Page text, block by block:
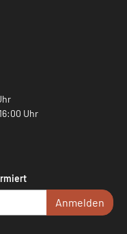
Uhr
Anmelden